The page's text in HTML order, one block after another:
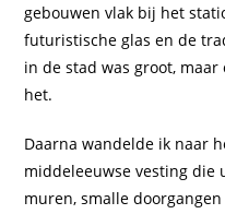
gebouwen vlak bij het
futuristische glas en de
in de stad was groot,
het.
Daarna wandelde ik naar
middeleeuwse vesting die
muren, smalle